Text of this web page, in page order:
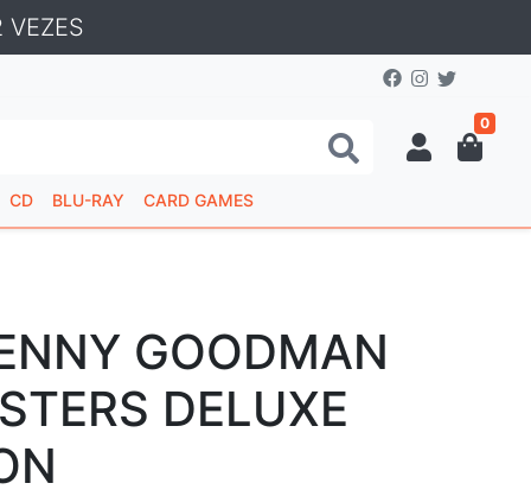
VEZES
0
CD BLU-RAY CARD GAMES
GOODMAN
DELUXE